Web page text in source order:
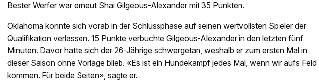
Bester Werfer war erneut Shai Gilgeous-Alexander mit 35 Punkten.
Oklahoma konnte sich vorab in der Schlussphase auf seinen wertvollsten Spieler der
Qualifikation verlassen. 15 Punkte verbuchte Gilgeous-Alexander in den letzten fünf
Minuten. Davor hatte sich der 26-Jährige schwergetan, weshalb er zum ersten Mal in
dieser Saison ohne Vorlage blieb. «Es ist ein Hundekampf jedes Mal, wenn wir aufs Feld
kommen. Für beide Seiten», sagte er.